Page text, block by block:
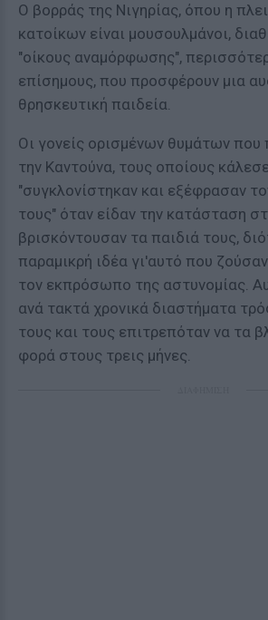
Ο βορράς της Νιγηρίας, όπου η
κατοίκων είναι μουσουλμάνοι,
"οίκους αναμόρφωσης",
επίσημους, που προσφέρουν μια
θρησκευτική παιδεία.
Οι γονείς ορισμένων θυμάτων που
την Καντούνα, τους οποίους
"συγκλονίστηκαν και εξέφρασαν
τους" όταν είδαν την κατάσταση
βρισκόντουσαν τα παιδιά τους,
παραμικρή ιδέα γι'αυτό που
τον εκπρόσωπο της αστυνομίας.
ανά τακτά χρονικά διαστήματα
τους και τους επιτρεπόταν να τα
φορά στους τρεις μήνες.